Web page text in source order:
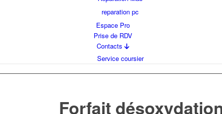
reparation pc
Espace Pro
Prise de RDV
Contacts
Service coursier
Forfait